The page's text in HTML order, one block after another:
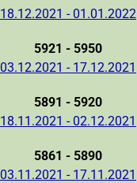
18.12.2021 - 01.01.2022
5921 - 5950
03.12.2021 - 17.12.2021
5891 - 5920
18.11.2021 - 02.12.2021
5861 - 5890
03.11.2021 - 17.11.2021